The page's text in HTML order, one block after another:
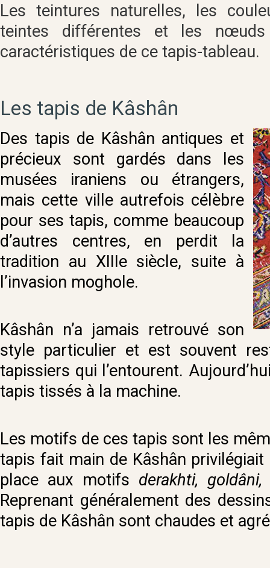
Les teintures naturelles, les
teintes différentes et les
caractéristiques de ce tapis-tableau.
Les tapis de Kâshân
Des tapis de Kâshân antiques et
précieux sont gardés dans les
musées iraniens ou étrangers,
mais cette ville autrefois célèbre
pour ses tapis, comme beaucoup
d’autres centres, en perdit la
tradition au XIIIe siècle, suite à
l’invasion moghole.
Kâshân n’a jamais retrouvé son
style particulier et est souvent
tapissiers qui l’entourent.
tapis tissés à la machine.
Les motifs de ces tapis sont les
tapis fait main de Kâshân
place aux motifs derakhti,
Reprenant généralement des
tapis de Kâshân sont chaudes et